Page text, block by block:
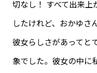
切なし！ すべて出来上
したけれど、おかゆさ
彼女らしさがあってと
象でした。彼女の中に